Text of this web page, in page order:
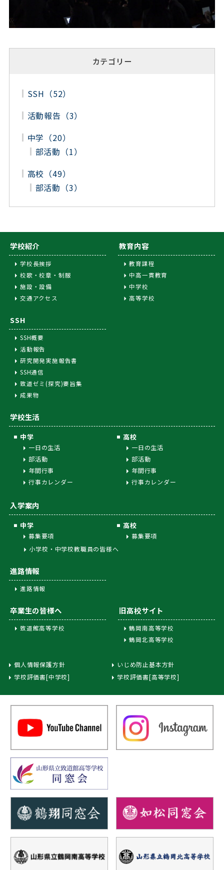
カテゴリー
SSH（52）
活動報告（3）
中学（20）
部活動（1）
高校（49）
部活動（3）
学校紹介
学校長挨拶
校歌・校章・制服
施設・設備
交通アクセス
教育内容
教育課程
中高一貫教育
中学校
高等学校
SSH
SSH概要
活動報告
研究開発実施報告書
SSH通信
致道ゼミ(探究)要旨集
成果物
学校生活
中学
一日の生活
部活動
年間行事
行事カレンダー
高校
一日の生活
部活動
年間行事
行事カレンダー
入学案内
中学
募集要項
高校
募集要項
小学校・中学校教職員の皆様へ
進路情報
進路情報
卒業生の皆様へ
致道館高等学校
旧高校サイト
鶴岡南高等学校
鶴岡北高等学校
個人情報保護方針
いじめ防止基本方針
学校評価書[中学校]
学校評価書[高等学校]